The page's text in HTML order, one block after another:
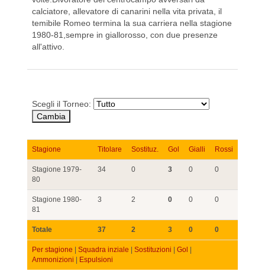
calciatore, allevatore di canarini nella vita privata, il
temibile Romeo termina la sua carriera nella stagione
1980-81,sempre in giallorosso, con due presenze
all'attivo.
Scegli il Torneo:
Stagione Titolare Sostituz. Gol Gialli Rossi
Stagione 1979-
80
34 0 3 0 0
Stagione 1980-
81
3 2 0 0 0
Totale 37 2 3 0 0
Per stagione Squadra inziale Sostituzioni Gol
Ammonizioni
Espulsioni